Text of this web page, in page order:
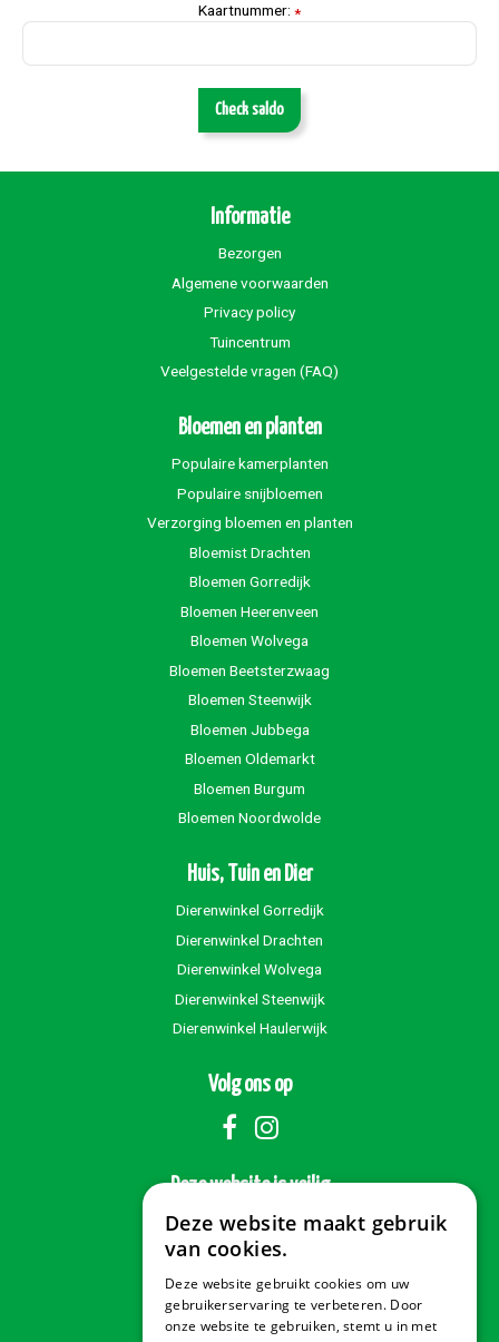
Kaartnummer: *
Check saldo
Informatie
Bezorgen
Algemene voorwaarden
Privacy policy
Tuincentrum
Veelgestelde vragen (FAQ)
Bloemen en planten
Populaire kamerplanten
Populaire snijbloemen
Verzorging bloemen en planten
Bloemist Drachten
Bloemen Gorredijk
Bloemen Heerenveen
Bloemen Wolvega
Bloemen Beetsterzwaag
Bloemen Steenwijk
Bloemen Jubbega
Bloemen Oldemarkt
Bloemen Burgum
Bloemen Noordwolde
Huis, Tuin en Dier
Dierenwinkel Gorredijk
Dierenwinkel Drachten
Dierenwinkel Wolvega
Dierenwinkel Steenwijk
Dierenwinkel Haulerwijk
Volg ons op
Deze website is veilig
Veilig betalen
Deze website maakt gebruik
van cookies.
Deze website gebruikt cookies om uw
gebruikerservaring te verbeteren. Door
onze website te gebruiken, stemt u in met